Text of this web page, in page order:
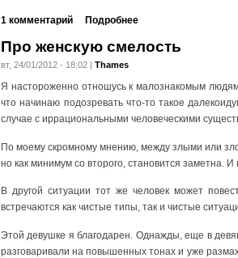
1 комментарий Подробнее
Про женскую смелость
вт, 24/01/2012 - 18:02 | Thames
Я настороженно отношусь к малознакомым
что начинаю подозревать что-то такое
случае с иррациональными человеческими
По моему скромному мнению, между злыми или
но как минимум со второго, становится заметна.
В другой ситуации тот же человек может
встречаются как чистые типы, так и чистые
Этой девушке я благодарен. Однажды, еще в
разговаривали на повышенных тонах и уже